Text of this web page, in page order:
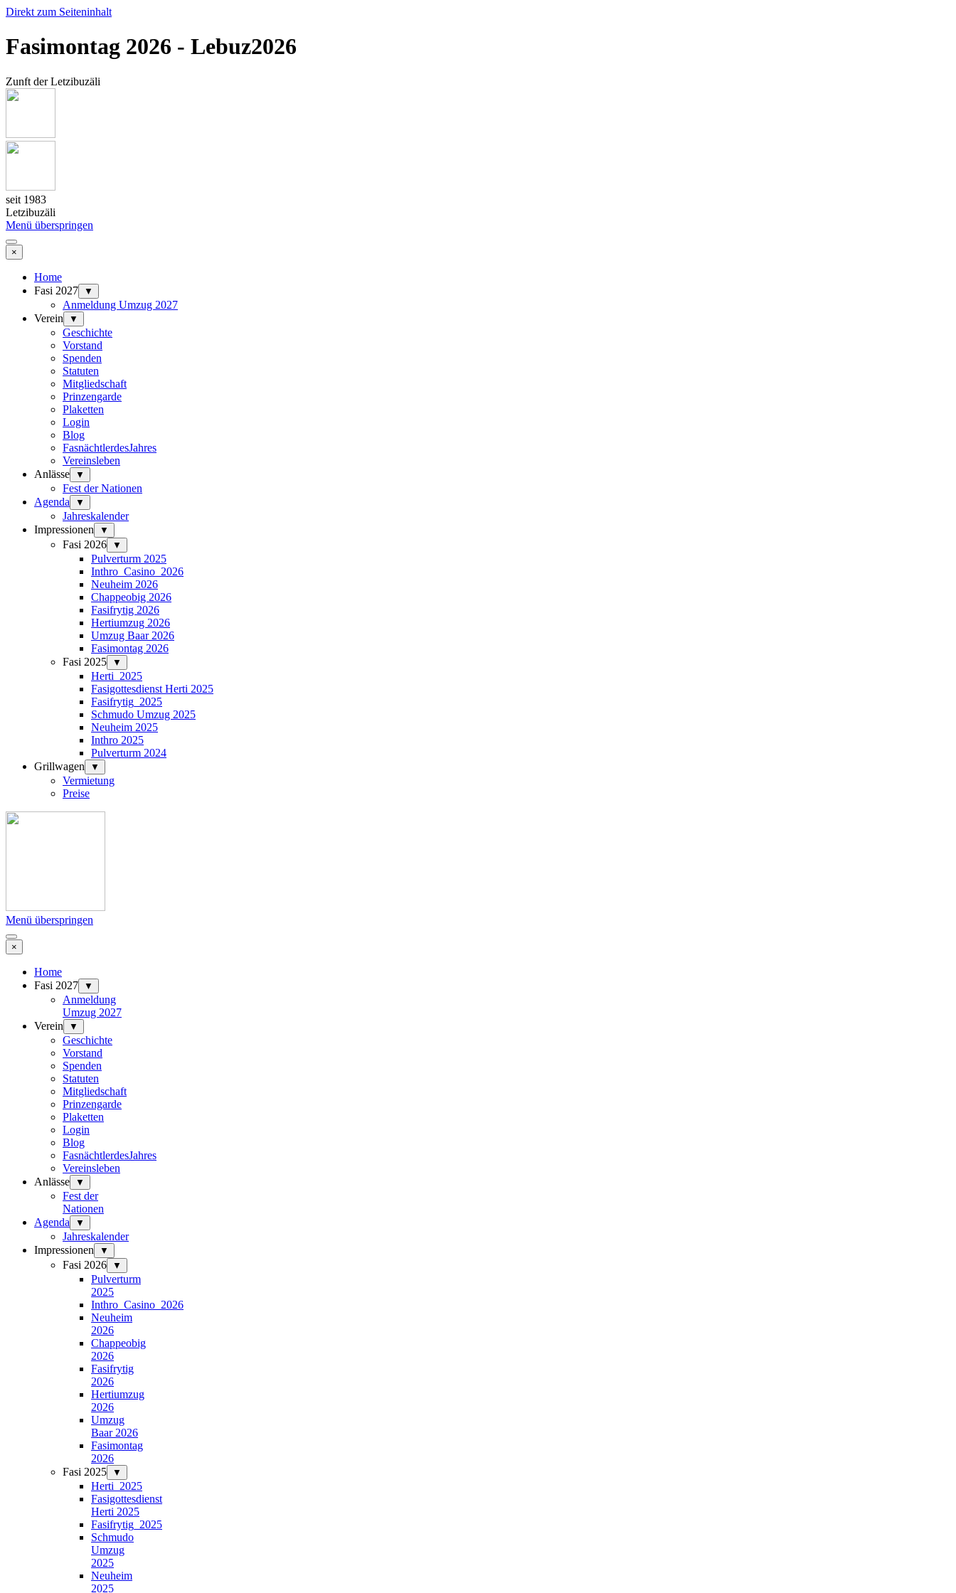
Direkt zum Seiteninhalt
Fasimontag 2026 - Lebuz2026
Zunft der Letzibuzäli
seit 1983
Letzibuzäli
Menü überspringen
×
Home
Fasi 2027
▼
Anmeldung Umzug 2027
Verein
▼
Geschichte
Vorstand
Spenden
Statuten
Mitgliedschaft
Prinzengarde
Plaketten
Login
Blog
FasnächtlerdesJahres
Vereinsleben
Anlässe
▼
Fest der Nationen
Agenda
▼
Jahreskalender
Impressionen
▼
Fasi 2026 ▼
Pulverturm 2025
Inthro_Casino_2026
Neuheim 2026
Chappeobig 2026
Fasifrytig 2026
Hertiumzug 2026
Umzug Baar 2026
Fasimontag 2026
Fasi 2025
▼
Herti_2025
Fasigottesdienst Herti 2025
Fasifrytig_2025
Schmudo Umzug 2025
Neuheim 2025
Inthro 2025
Pulverturm 2024
Grillwagen
▼
Vermietung
Preise
Menü überspringen
×
Home
Fasi 2027
▼
Anmeldung
Umzug 2027
Verein
▼
Geschichte
Vorstand
Spenden
Statuten
Mitgliedschaft
Prinzengarde
Plaketten
Login
Blog
FasnächtlerdesJahres
Vereinsleben
Anlässe
▼
Fest der
Nationen
Agenda
▼
Jahreskalender
Impressionen
▼
Fasi 2026 ▼
Pulverturm
2025
Inthro_Casino_2026
Neuheim
2026
Chappeobig
2026
Fasifrytig
2026
Hertiumzug
2026
Umzug
Baar 2026
Fasimontag
2026
Fasi 2025
▼
Herti_2025
Fasigottesdienst
Herti 2025
Fasifrytig_2025
Schmudo
Umzug
2025
Neuheim
2025